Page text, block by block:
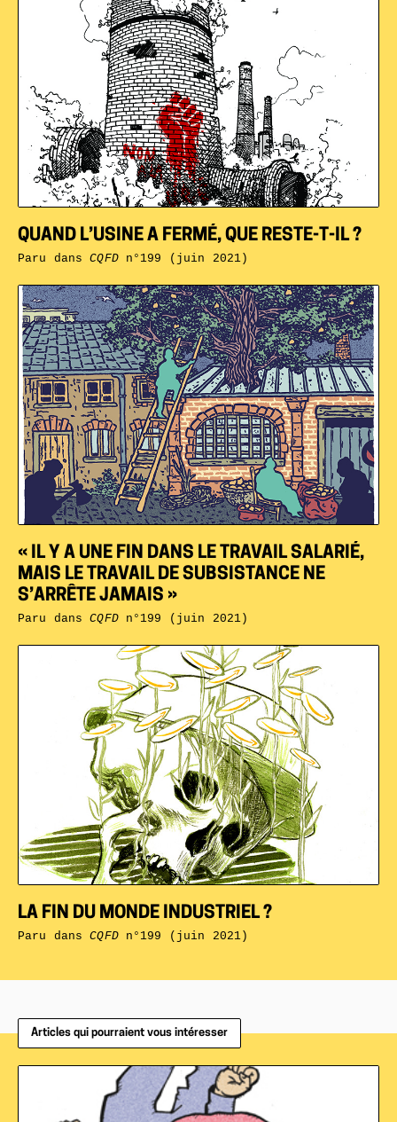
LA FIN DU MONDE INDUSTRIEL ?
Paru dansCQFDn°199 (juin 2021)
« IL Y A UNE FIN DANS LE TRAVAIL SALARIÉ,
MAIS LE TRAVAIL DE SUBSISTANCE NE
S’ARRÊTE JAMAIS »
Paru dansCQFDn°199 (juin 2021)
QUAND L’USINE A FERMÉ, QUE RESTE-T-IL ?
Paru dansCQFDn°199 (juin 2021)
Articles qui pourraient vous intéresser